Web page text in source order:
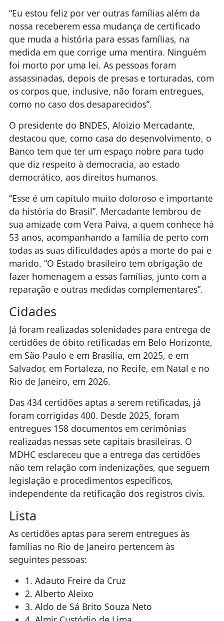
“Eu estou feliz por ver outras famílias além da
nossa receberem essa mudança de certificado
que muda a história para essas famílias, na
medida em que corrige uma mentira. Ninguém
foi morto por uma lei. As pessoas foram
assassinadas, depois de presas e torturadas, com
os corpos que, inclusive, não foram entregues,
como no caso dos desaparecidos”.
O presidente do BNDES, Aloizio Mercadante,
destacou que, como casa do desenvolvimento, o
Banco tem que ter um espaço nobre para tudo
que diz respeito à democracia, ao estado
democrático, aos direitos humanos.
“Esse é um capítulo muito doloroso e importante
da história do Brasil”. Mercadante lembrou de
sua amizade com Vera Paiva, a quem conhece há
53 anos, acompanhando a família de perto com
todas as suas dificuldades após a morte do pai e
marido. “O Estado brasileiro tem obrigação de
fazer homenagem a essas famílias, junto com a
reparação e outras medidas complementares”.
Cidades
Já foram realizadas solenidades para entrega de
certidões de óbito retificadas em Belo Horizonte,
em São Paulo e em Brasília, em 2025, e em
Salvador, em Fortaleza, no Recife, em Natal e no
Rio de Janeiro, em 2026.
Das 434 certidões aptas a serem retificadas, já
foram corrigidas 400. Desde 2025, foram
entregues 158 documentos em cerimônias
realizadas nessas sete capitais brasileiras. O
MDHC esclareceu que a entrega das certidões
não tem relação com indenizações, que seguem
legislação e procedimentos específicos,
independente da retificação dos registros civis.
Lista
As certidões aptas para serem entregues às
famílias no Rio de Janeiro pertencem às
seguintes pessoas:
1. Adauto Freire da Cruz
2. Alberto Aleixo
3. Aldo de Sá Brito Souza Neto